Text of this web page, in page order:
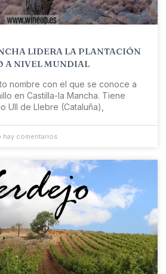
LIDERA LA PLANTACIÓN
A NIVEL MUNDIAL
nombre con el que se conoce a
en Castilla-la Mancha. Tiene
Ull de Llebre (Cataluña),
hay comentarios